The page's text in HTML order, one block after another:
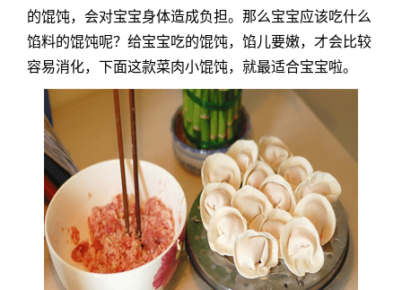
的馄饨，会对宝宝身体造成负担。那么宝宝应该吃什么
馅料的馄饨呢？给宝宝吃的馄饨，馅儿要嫩，才会比较
容易消化，下面这款菜肉小馄饨，就最适合宝宝啦。